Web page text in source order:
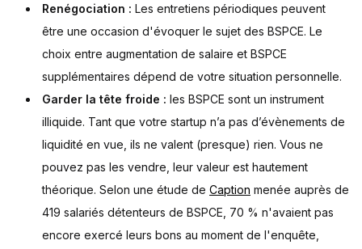
Renégociation : Les entretiens périodiques peuvent
être une occasion d'évoquer le sujet des BSPCE. Le
choix entre augmentation de salaire et BSPCE
supplémentaires dépend de votre situation personnelle.
Garder la tête froide : les BSPCE sont un instrument
illiquide. Tant que votre startup n’a pas d’évènements de
liquidité en vue, ils ne valent (presque) rien. Vous ne
pouvez pas les vendre, leur valeur est hautement
théorique. Selon une étude de Caption menée auprès de
419 salariés détenteurs de BSPCE, 70 % n'avaient pas
encore exercé leurs bons au moment de l'enquête,